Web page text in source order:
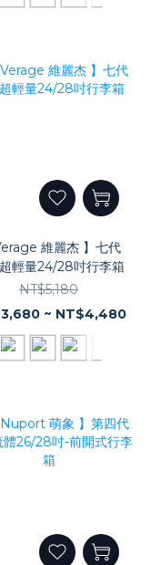
維麗杰 】七代
輕量24/28吋行李箱
NT$5,180
~ NT$4,480